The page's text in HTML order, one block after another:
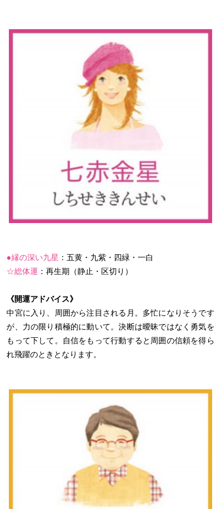
●縁の深い九星 ：五黄・九紫・四緑・一白
☆総体運 ：再生期（静止・区切り）
《開運アドバイス》
中宮に入り、周囲から注目される月。多忙になりそうです
が、力の限り積極的に動いて。決断は曖昧ではなく勇気を
もって下して。自信をもって行動すると周囲の信頼を得ら
れ飛躍のときとなります。